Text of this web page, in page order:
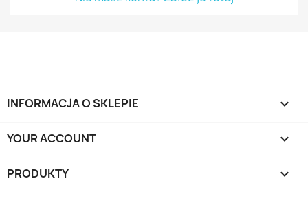
INFORMACJA O SKLEPIE keyboard_arrow_down
YOUR ACCOUNT 
PRODUKTY 